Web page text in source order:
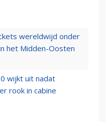
wereldwijd onder
het Midden-Oosten
wijkt uit nadat
rook in cabine